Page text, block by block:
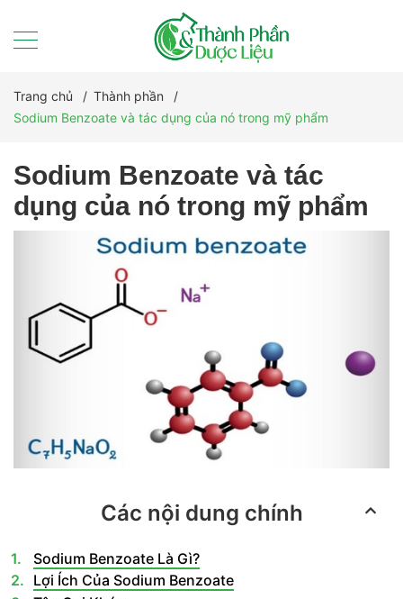
Trang chủ / Thành phần
/
Sodium Benzoate và tác dụng của nó trong mỹ phẩm
Sodium Benzoate và tác
dụng của nó trong mỹ phẩm
Các nội dung chính
Sodium Benzoate Là Gì?
Lợi Ích Của Sodium Benzoate